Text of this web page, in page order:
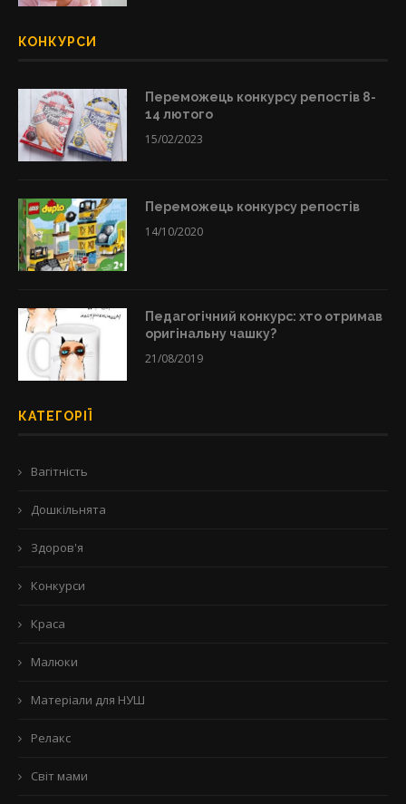
КОНКУРСИ
Переможець конкурсу репостів 8-
14 лютого
15/02/2023
Переможець конкурсу репостів
14/10/2020
Педагогічний конкурс: хто отримав
оригінальну чашку?
21/08/2019
КАТЕГОРІЇ
Вагітність
Дошкільнята
Здоров'я
Конкурси
Краса
Малюки
Матеріали для НУШ
Релакс
Світ мами